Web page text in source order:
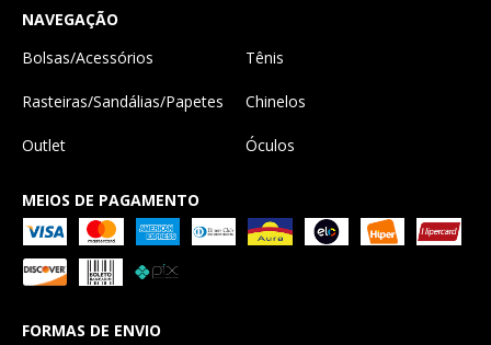
NAVEGAÇÃO
Bolsas/Acessórios
Tênis
Rasteiras/Sandálias/Papetes Chinelos
Outlet Óculos
MEIOS DE PAGAMENTO
FORMAS DE ENVIO